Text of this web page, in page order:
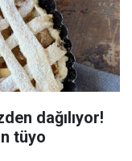
dağılıyor!
tüyo